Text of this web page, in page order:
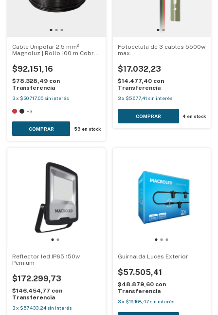
Cable Unipolar 2.5 mm²
Magnoluz | Rollo 100 m Cobre
Varios
$92.151,16
$78.328,49 con
Transferencia
3x $30.717,05 sin interés
+3
COMPRAR 59 en stock
Fotocelula de 3 cables 5500w
max.
$17.032,23
$14.477,40 con
Transferencia
3 x $5.677,41 sin interés
4 en stock
Reflector led IP65 150w
Pemium
$172.299,73
$146.454,77 con
Transferencia
3x $57.433,24 sin interés
Guirnalda Luces Exterior
$57.505,41
$48.879,60 con
Transferencia
3 x $19.168,47 sin interés